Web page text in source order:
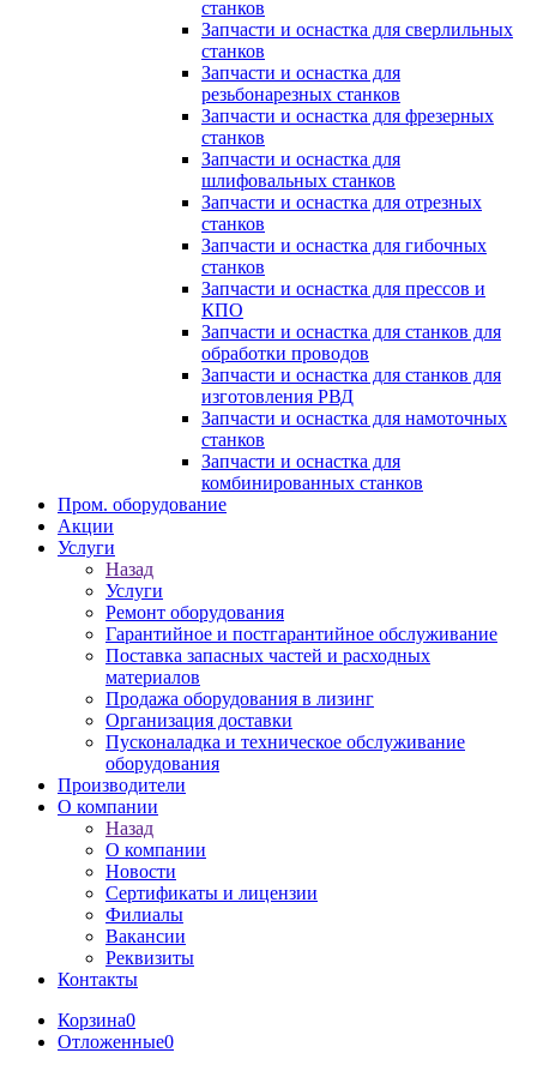
станков
Запчасти и оснастка для сверлильных
станков
Запчасти и оснастка для
резьбонарезных станков
Запчасти и оснастка для фрезерных
станков
Запчасти и оснастка для
шлифовальных станков
Запчасти и оснастка для отрезных
станков
Запчасти и оснастка для гибочных
станков
Запчасти и оснастка для прессов и
КПО
Запчасти и оснастка для станков для
обработки проводов
Запчасти и оснастка для станков для
изготовления РВД
Запчасти и оснастка для намоточных
станков
Запчасти и оснастка для
комбинированных станков
Пром. оборудование
Акции
Услуги
Назад
Услуги
Ремонт оборудования
Гарантийное и постгарантийное обслуживание
Поставка запасных частей и расходных
материалов
Продажа оборудования в лизинг
Организация доставки
Пусконаладка и техническое обслуживание
оборудования
Производители
О компании
Назад
О компании
Новости
Сертификаты и лицензии
Филиалы
Вакансии
Реквизиты
Контакты
Корзина0
Отложенные0